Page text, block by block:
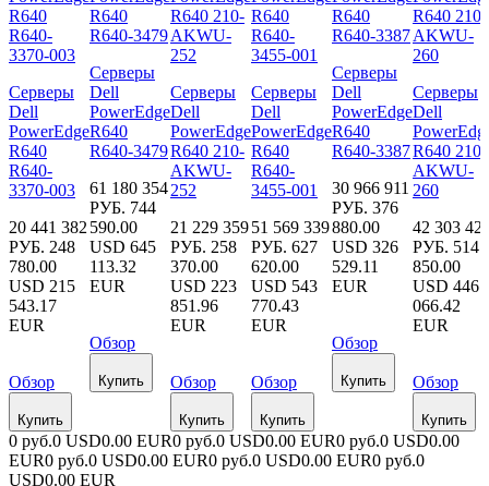
Серверы
Dell
PowerEdge
R640
R640-
3370-003
20 441 382
РУБ. 248
780.00
USD 215
543.17
EUR
Обзор
Купить
Серверы
Dell
PowerEdge
R640
R640-3479
61 180 354
РУБ. 744
590.00
USD 645
113.32
EUR
Обзор
Купить
Серверы
Dell
PowerEdge
R640 210-
AKWU-
252
21 229 359
РУБ. 258
370.00
USD 223
851.96
EUR
Обзор
Купить
Серверы
Dell
PowerEdge
R640
R640-
3455-001
51 569 339
РУБ. 627
620.00
USD 543
770.43
EUR
Обзор
Купить
Серверы
Dell
PowerEdge
R640
R640-3387
30 966 911
РУБ. 376
880.00
USD 326
529.11
EUR
Обзор
Купить
Серверы
Dell
R640 210-
AKWU-
260
42 303
РУБ. 514
850.00
USD 446
066.42
EUR
Обзор
Купить
0 руб.0 USD0.00 EUR0 руб.0 USD0.00 EUR0 руб.0 USD0.00
EUR0 руб.0 USD0.00 EUR0 руб.0 USD0.00 EUR0 руб.0
USD0.00 EUR